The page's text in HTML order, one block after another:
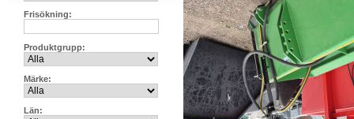
Frisökning:
Produktgrupp:
Märke:
Län: